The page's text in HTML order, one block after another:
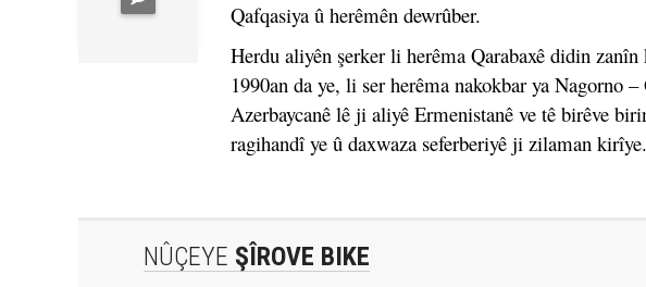
Qafqasiya û herêmên dewrûber.
Herdu aliyên şerker li herêma Qarabaxê didin
1990an da ye, li ser herêma nakokbar ya Nagorno
Azerbaycanê lê ji aliyê Ermenistanê ve tê birêve
ragihandî ye û daxwaza seferberiyê ji zilaman kirîye.
NÛÇEYE ŞÎROVE BIKE